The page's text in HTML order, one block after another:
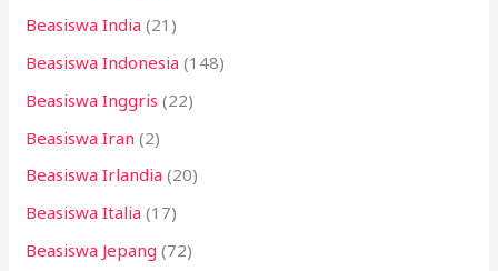
Beasiswa India (21)
Beasiswa Indonesia (148)
Beasiswa Inggris (22)
Beasiswa Iran (2)
Beasiswa Irlandia (20)
Beasiswa Italia (17)
Beasiswa Jepang (72)